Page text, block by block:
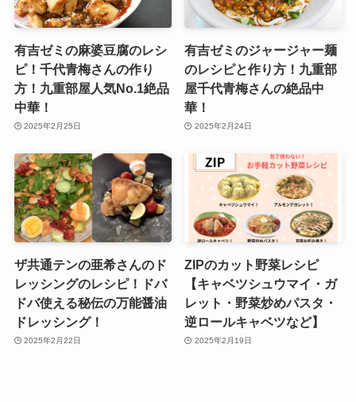
有吉ゼミの麻婆豆腐のレシ
ピ！千代青梅さんの作り
方！九重部屋人気No.1絶品
中華！
2025年2月25日
有吉ゼミのジャージャー麺
のレシピと作り方！九重部
屋千代青梅さんの絶品中
華！
2025年2月24日
ザ共通テンの亜希さんのド
レッシングのレシピ！ドバ
ドバ使える秘伝の万能醤油
ドレッシング！
2025年2月22日
ZIPのカット野菜レシピ
【キャベツシュウマイ・ガ
レット・野菜炒めパスタ・
逆ロールキャベツなど】
2025年2月19日